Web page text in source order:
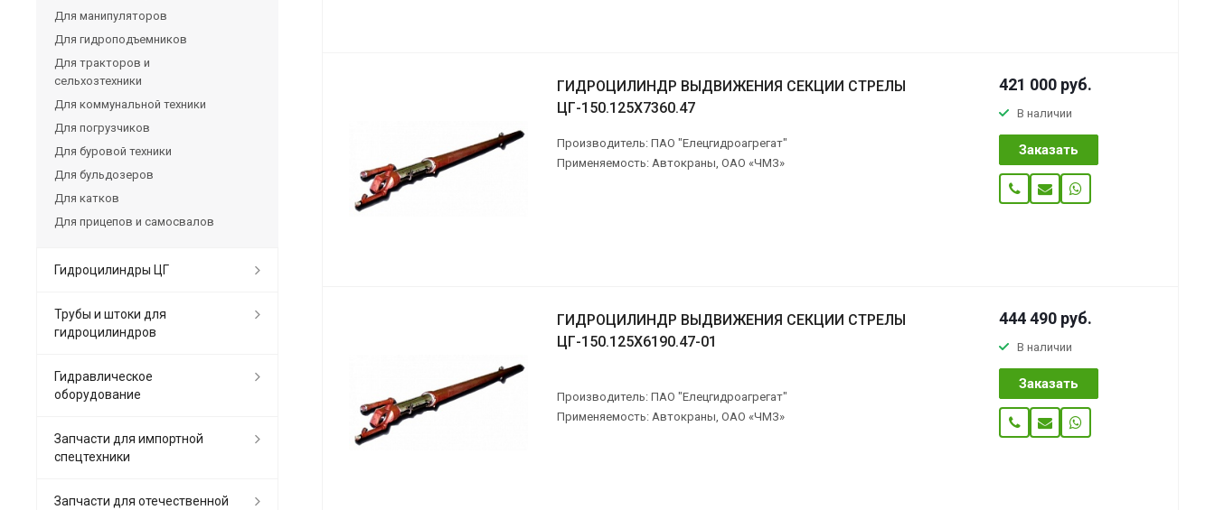
ГИДРОЦИЛИНДР ВЫДВИЖЕНИЯ СЕКЦИИ СТРЕЛЫ
ЦГ-150.125Х7360.47
Производитель: ПАО "Елецгидроагрегат"
Применяемость: Автокраны, ОАО «ЧМЗ»
421 000 руб.
В наличии
Заказать
ГИДРОЦИЛИНДР ВЫДВИЖЕНИЯ СЕКЦИИ СТРЕЛЫ
ЦГ-150.125Х6190.47-01
Производитель: ПАО "Елецгидроагрегат"
Применяемость: Автокраны, ОАО «ЧМЗ»
444 490 руб.
В наличии
Заказать
Для манипуляторов
Для гидроподъемников
Для тракторов и
сельхозтехники
Для коммунальной техники
Для погрузчиков
Для буровой техники
Для бульдозеров
Для катков
Для прицепов и самосвалов
Гидроцилиндры ЦГ
Трубы и штоки для
гидроцилиндров
Гидравлическое
оборудование
Запчасти для импортной
спецтехники
Запчасти для отечественной